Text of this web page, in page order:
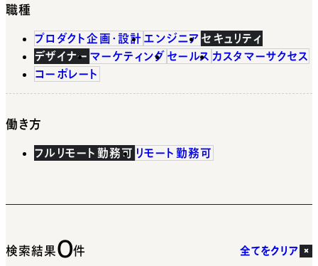
職種
プロダクト企画・設計 エンジニア セキュリティ
デザイナー マーケティング セールス カスタマーサクセス
コーポレート
働き方
フルリモート勤務可 リモート勤務可
検索結果0件 全てをクリア